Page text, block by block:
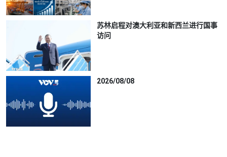
苏林启程对澳大利亚和新西兰进行国事
访问
2026/08/08